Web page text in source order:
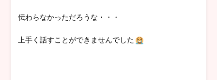
伝わらなかっただろうな・・・
上手く話すことができませんでした